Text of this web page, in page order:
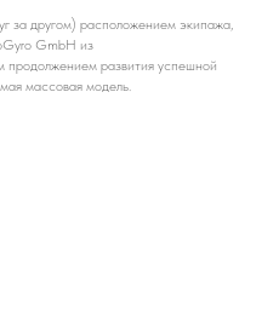
за другом) расположением экипажа,
GmbH из
продолжением развития успешной
массовая модель.